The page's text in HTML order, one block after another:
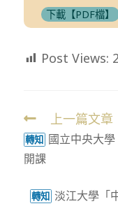
下載【PDF檔】
Post Views:
Read
more
articles
上一篇文章
轉知 國立中央大
開課
轉知 淡江大學「